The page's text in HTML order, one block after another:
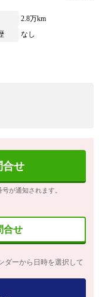
2.8万km
なし
合せ
が通知されます。
合せ
ダーから日時を選択して